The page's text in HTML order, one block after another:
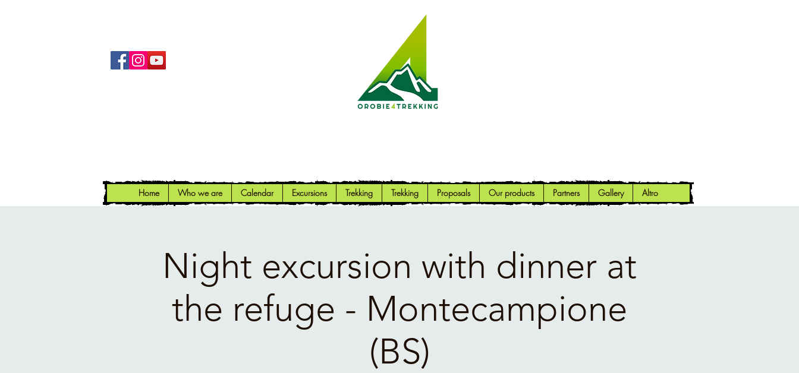
Home Who we are Calendar Excursions Trekking Trekking Proposals Our products Partners Gallery Altro
Night excursion with dinner at
the refuge - Montecampione
(BS)